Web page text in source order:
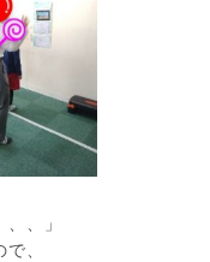
、」
、